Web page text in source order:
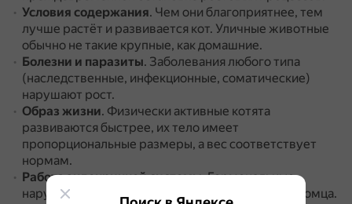
Условия содержания. Чем они благоприятнее, тем
лучше растёт и развивается кот. Уличные животные
обычно не такие крупные, как домашние.
Болезни и паразиты. Заболевания любого типа
(наследственные, инфекционные, соматические)
нарушают рост.
Образ жизни. Физически активные котята
развиваются быстрее, их тело имеет
пропорциональные размеры, а вес соответствует
нормам.
Работа эндокринной системы.Гормональные
нарушения негативно сказываются на росте питомца.